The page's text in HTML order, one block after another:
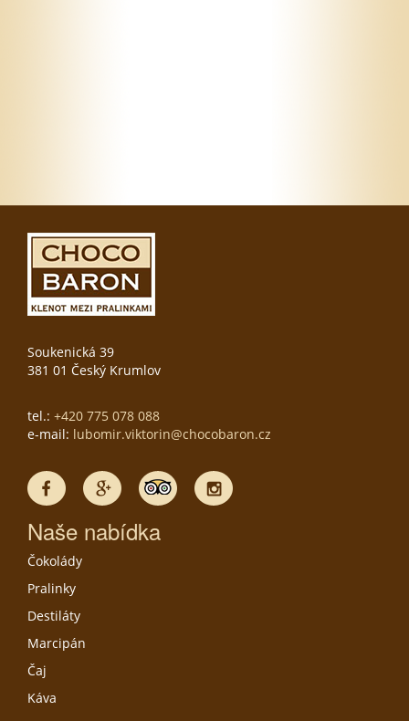
Soukenická 39
381 01 Český Krumlov
tel.: +420 775 078 088
e-mail: lubomir.viktorin@chocobaron.cz
Naše nabídka
Čokolády
Pralinky
Destiláty
Marcipán
Čaj
Káva